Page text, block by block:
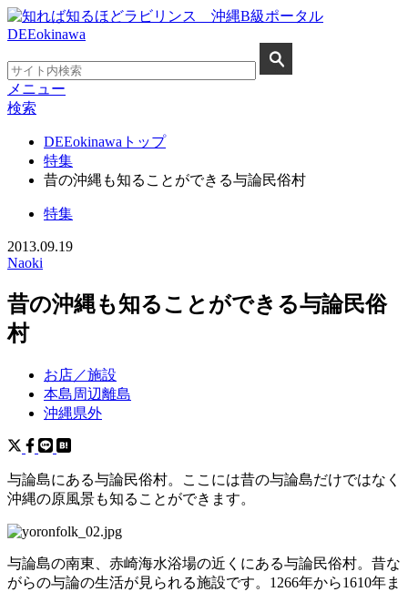
メニュー
検索
DEEokinawaトップ
特集
昔の沖縄も知ることができる与論民俗村
特集
2013.09.19
Naoki
昔の沖縄も知ることができる与論民俗
村
お店／施設
本島周辺離島
沖縄県外
与論島にある与論民俗村。ここには昔の与論島だけではなく
沖縄の原風景も知ることができます。
与論島の南東、赤崎海水浴場の近くにある与論民俗村。昔な
がらの与論の生活が見られる施設です。1266年から1610年ま